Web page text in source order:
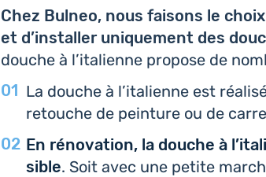
Chez Bulneo, nous faisons le
et d’ins­tal­ler uni­que­ment des
douche à l’i­ta­lienne propose de
La douche à l’i­ta­lienne est
retouche de pein­ture ou de
En réno­va­tion, la douche à
sible. Soit avec une petite